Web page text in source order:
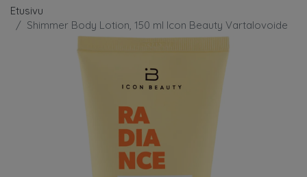
Etusivu
Shimmer Body Lotion, 150 ml Icon Beauty Vartalovoide